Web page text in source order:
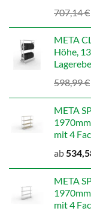
707,14€
META
Höhe,
598,99€
META
mit 4
ab
META
mit 4